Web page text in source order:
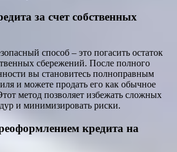
за счет собственных
способ – это погасить остаток
сбережений. После полного
вы становитесь полноправным
и можете продать его как обычное
метод позволяет избежать сложных
и минимизировать риски.
кредита на